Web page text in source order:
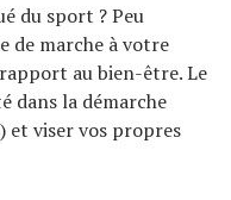
du sport ? Peu
de marche à votre
au bien-être. Le
dans la démarche
et viser vos propres